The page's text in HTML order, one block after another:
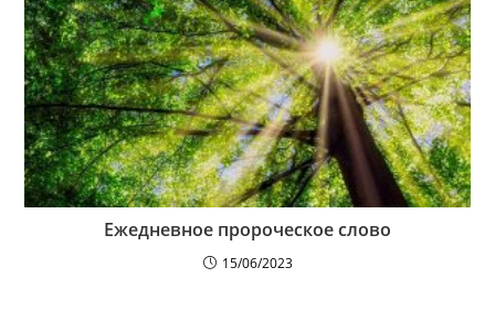
Ежедневное пророческое слово
15/06/2023